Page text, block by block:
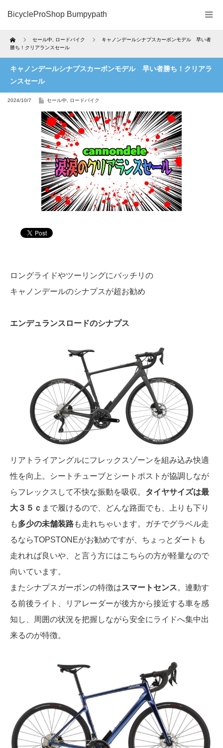
BicycleProShop Bumpypath
Home セール中 ロードバイク
キャノンデールシナプスカーボンモデル 早い者
勝ち！クリアランスセール
キャノンデールシナプスカーボンモデル 早い者勝ち！クリアラ
ンスセール
2024/10/7 セール中 ロードバイク
ロングライドやツーリングにバッチリの
キャノンデールのシナプスが超お勧め
エンデュランスロードのシナプス
リアトライアングルにフレックスゾーンを組み込み快適
性を向上。シートチューブとシートポストが協調しなが
らフレックスして不快な振動を吸収。 タイヤサイズは最
大３５ｃ まで履けるので、どんな路面でも、上りも下り
も多少の未舗装路も走れちゃいます。ガチでグラベル走
るならTOPSTONEがお勧めですが、ちょっとダートも
走れれば良いや、と言う方にはこちらの方が軽量なので
向いています。
またシナプスガーボンの特徴はスマートセンス。連動す
る前後ライト、リアレーダーが後方から接近する車を感
知し、周囲の状況を把握しながら安全にライドへ集中出
来るのが特徴。